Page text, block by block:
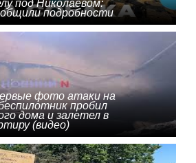
под Николаевом:
подробности
фото атаки на
пробил
дома и залетел в
(видео)